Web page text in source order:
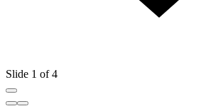
Slide 1 of 4